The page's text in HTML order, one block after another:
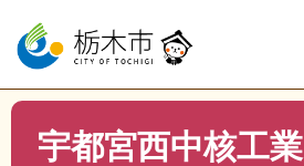
ー
の
先
ニ
ー
を
現在地
トップページ > 分類でさがす >事
宇都宮西中核工